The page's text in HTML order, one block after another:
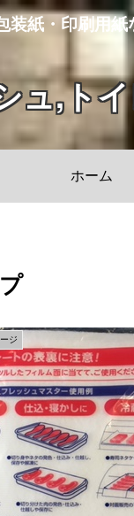
装紙・印刷用
ュ,ト
ホーム
ジ